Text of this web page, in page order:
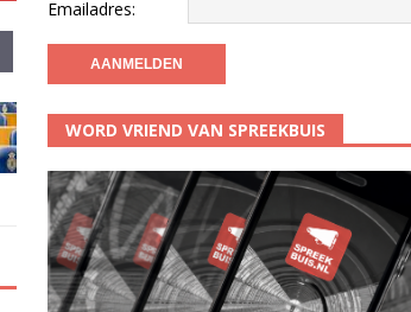
Emailadres:
WORD VRIEND VAN SPREEKBUIS